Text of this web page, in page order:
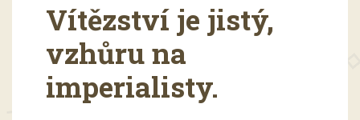
Vítězství je jistý,
vzhůru na
imperialisty.